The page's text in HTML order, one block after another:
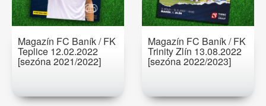
Magazín FC Baník / FK
Teplice 12.02.2022
[sezóna 2021/2022]
Magazín FC Baník / FK
Trinity Zlín 13.08.2022
[sezóna 2022/2023]